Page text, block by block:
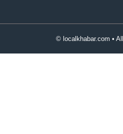
© localkhabar.com •